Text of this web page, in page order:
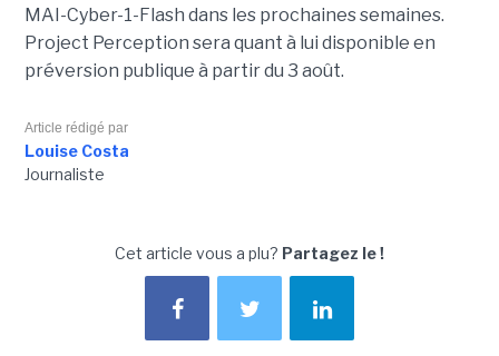
MAI-Cyber-1-Flash dans les prochaines semaines.
Project Perception sera quant à lui disponible en
préversion publique à partir du 3 août.
Article rédigé par
Louise Costa
Journaliste
Cet article vous a plu? Partagez le !